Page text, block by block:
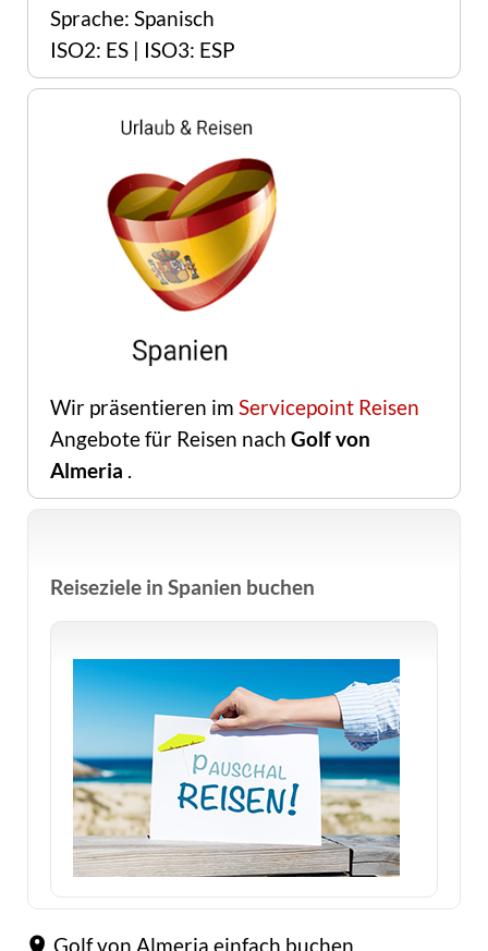
Sprache: Spanisch
ISO2: ES | ISO3: ESP
Wir präsentieren im Servicepoint Reisen
Angebote für Reisen nach Golf von
Almeria .
Reiseziele in Spanien buchen
Golf von Almeria einfach buchen